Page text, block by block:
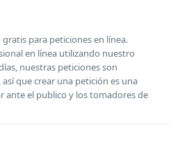
para peticiones en línea.
en línea utilizando nuestro
nuestras peticiones son
que crear una petición es una
ante el publico y los tomadores de